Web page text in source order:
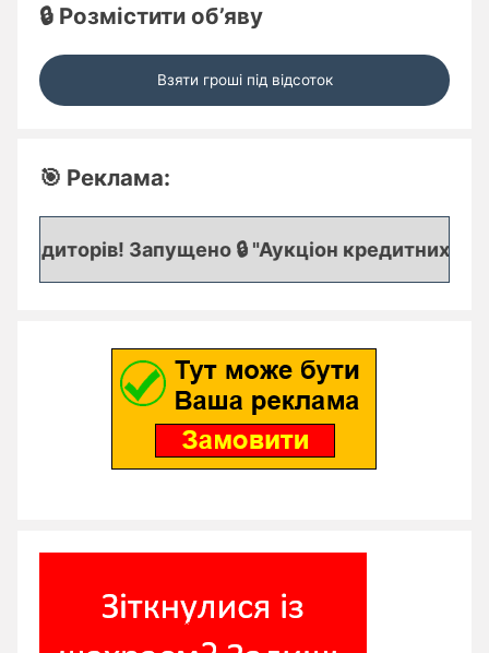
🔒 Розмістити об’яву
Взяти гроші під відсоток
🎯 Реклама:
Запущено 🔒 "Аукціон кредитних